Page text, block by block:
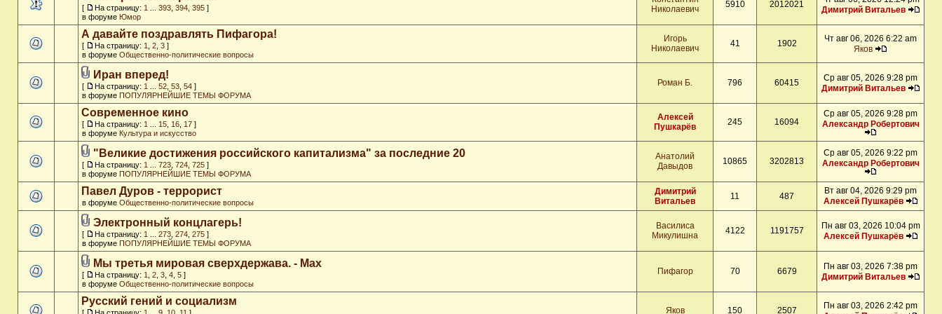
[ На страницу: 1 393 394 395 ]
в форуме Юмор
Николаевич
5910 2012021
Димитрий Витальев
А давайте поздравлять Пифагора!
[ На страницу: 1 2 3 ]
в форуме Общественно-политические вопросы
Игорь
Николаевич
41 1902
Чт авг 06, 2026 6:22 am
Яков
Иран вперед!
[ На страницу: 1 52 53 54 ]
в форуме ПОПУЛЯРНЕЙШИЕ ТЕМЫ ФОРУМА
Роман Б. 796 60415
Ср авг 05, 2026 9:28 pm
Димитрий Витальев
Современное кино
[ На страницу: 1 15 16 17 ]
в форуме Культура и искусство
Алексей
Пушкарёв
245 16094
Ср авг 05, 2026 9:28 pm
Александр Робертович
"Великие достижения российского капитализма" за последние 20
[ На страницу: 1 723 724 725 ]
в форуме ПОПУЛЯРНЕЙШИЕ ТЕМЫ ФОРУМА
Анатолий
Давыдов
10865 3202813
Ср авг 05, 2026 9:22 pm
Александр Робертович
Павел Дуров - террорист
в форуме Общественно-политические вопросы
Димитрий
Витальев
11 487
Вт авг 04, 2026 9:29 pm
Алексей Пушкарёв
Электронный концлагерь!
[ На страницу: 1 273 274 275 ]
в форуме ПОПУЛЯРНЕЙШИЕ ТЕМЫ ФОРУМА
Василиса
Микулишна
4122 1191757
Пн авг 03, 2026 10:04 pm
Алексей Пушкарёв
Мы третья мировая сверхдержава. - Max
[ На страницу: 1 2 3 4 5 ]
в форуме Общественно-политические вопросы
Пифагор 70 6679
Пн авг 03, 2026 7:38 pm
Димитрий Витальев
Русский гений и социализм
Яков 150 2507
Пн авг 03, 2026 2:42 pm